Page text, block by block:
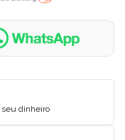
seu dinheiro